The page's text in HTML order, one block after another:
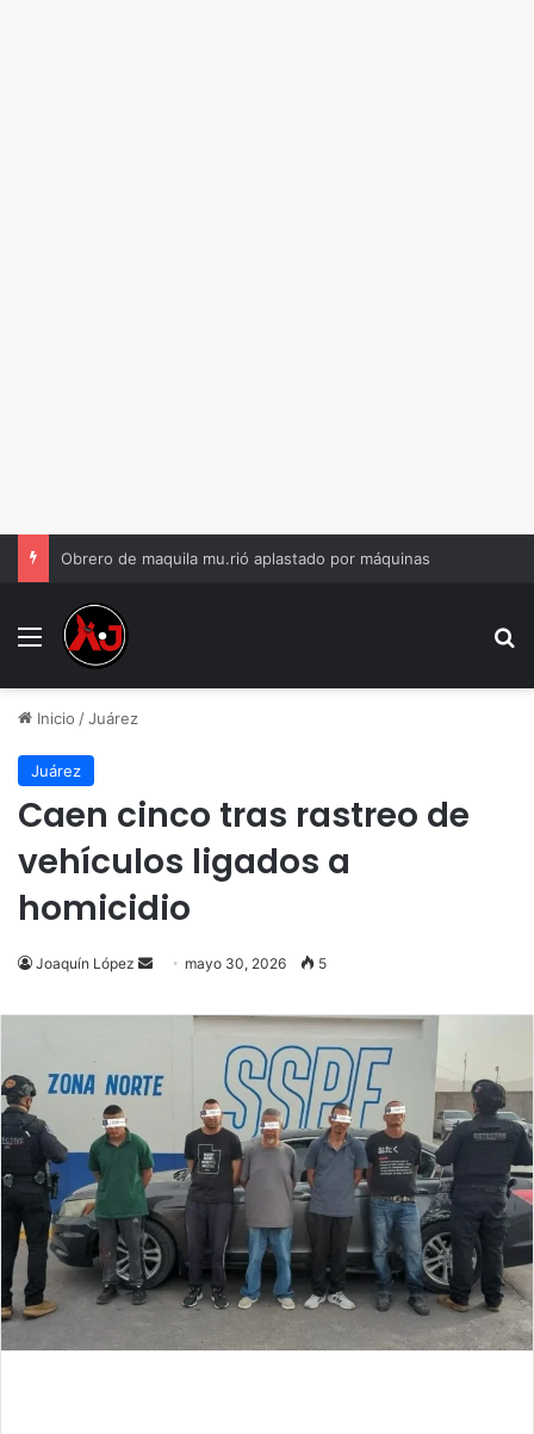
Obrero de maquila mu.rió aplastado por máquinas
Menu
Inicio /Juárez
Juárez
Caen cinco tras rastreo de
vehículos ligados a
homicidio
Joaquín López
Send
email
mayo 30, 2026 5